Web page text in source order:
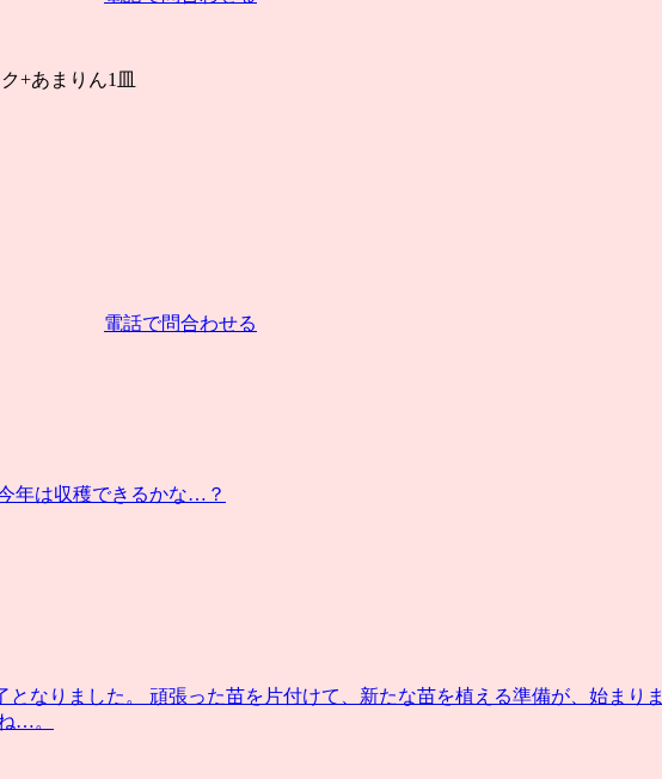
+あまりん1皿
電話で問合わせる
年は収穫できるかな…？
なりました。 頑張った苗を片付けて、新たな苗を植える準備が、始まりま
…。